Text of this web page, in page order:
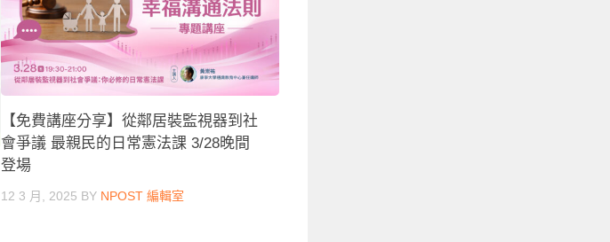
【免費講座分享】從鄰居裝監視器到社
會爭議 最親民的日常憲法課 3/28晚間
登場
12 3 月, 2025 BY NPOST 編輯室